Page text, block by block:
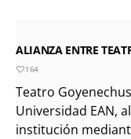
ALIANZA ENTRE
164
Teatro
Universidad EAN,
institución